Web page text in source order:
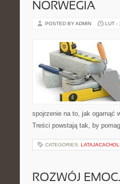
NORWEGIA
POSTED BY ADMIN LUT -
spojrzenie na to, jak ogarnąć
Treści powstają tak, by
CATEGORIES:
ROZWÓJ